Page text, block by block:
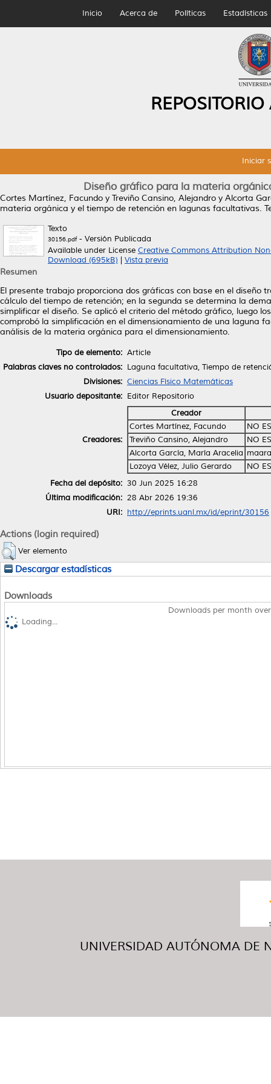
Inicio Acerca de Políticas Estadísticas
Iniciar
Diseño gráfico para la materia
Cortes Martínez, Facundo y Treviño Cansino, Alejandro y Alcorta
materia orgánica y el tiempo de retención en lagunas facultativas.
Texto
30156.pdf- Versión Publicada
Available under License Creative Commons Attribution
Download (695kB)
Vista previa
Resumen
El presente trabajo proporciona dos gráficas con base en el
cálculo del tiempo de retención; en la segunda se determina la
simplificar el diseño. Se aplicó el criterio del método gráfico, luego
comprobó la simplificación en el dimensionamiento de una laguna
análisis de la materia orgánica para el dimensionamiento.
Tipo de elemento: Article
Palabras claves no controlados: Laguna facultativa, Tiempo de
Divisiones: Ciencias Físico Matemáticas
Usuario depositante: Editor Repositorio
Creadores:
Creador
Cortes Martínez, Facundo
NO
Treviño Cansino, Alejandro
NO
Alcorta García, María Aracelia
Lozoya Vélez, Julio Gerardo
NO
Fecha del depósito: 30 Jun 2025 16:28
Última modificación: 28 Abr 2026 19:36
URI: http://eprints.uanl.mx/id/eprint/30156
Actions (login required)
Ver elemento
Descargar estadísticas
Downloads
Downloads per month
Loading...
UNIVERSIDAD AUTÓNOMA DE